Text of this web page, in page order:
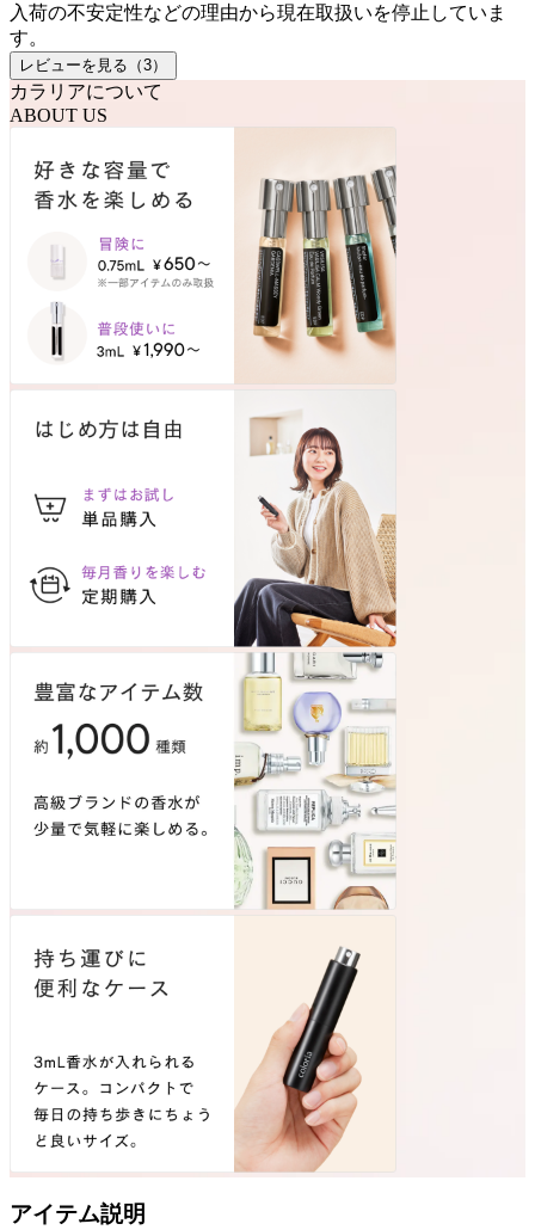
入荷の不安定性などの理由から現在取扱いを停止していま
す。
レビューを見る（3）
カラリアについて
ABOUT US
アイテム説明